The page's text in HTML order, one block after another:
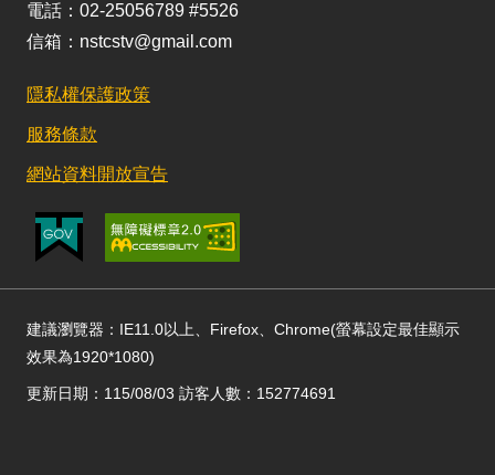
電話：02-25056789 #5526
信箱：nstcstv@gmail.com
隱私權保護政策
服務條款
網站資料開放宣告
建議瀏覽器：IE11.0以上、Firefox、Chrome(螢幕設定最佳顯示
效果為1920*1080)
更新日期：115/08/03 訪客人數：152774691